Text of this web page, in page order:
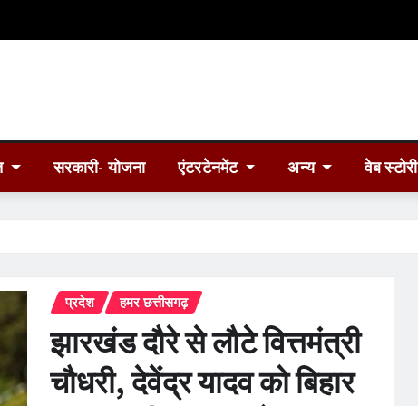
सरकारी- योजना एंटरटेनमेंट अन्य वेब स्टोरी
प्रदेश हमर छत्तीसगढ़
झारखंड दौरे से लौटे​ वित्तमंत्री
चौधरी, देवेंद्र यादव को बिहार